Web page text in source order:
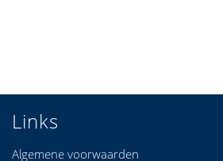
Links
Algemene voorwaarden